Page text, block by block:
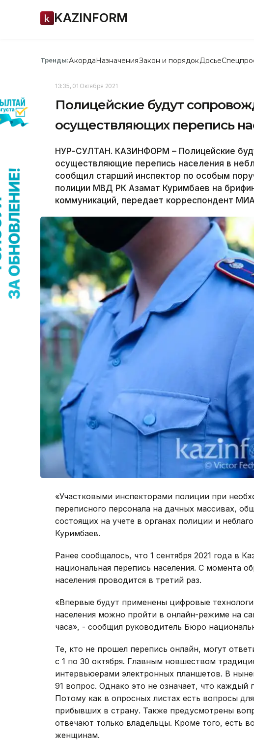
KAZINFORM
Тренды:АкордаНазначенияЗакон и порядок Досье
13:35, 01 Октября 2021
Полицейские будут
осуществляющих перепись
НУР-СУЛТАН. КАЗИНФОРМ – Полицейские
осуществляющие перепись населения в
сообщил старший инспектор по особым
полиции МВД РК Азамат Куримбаев на
коммуникаций, передает корреспондент
«Участковыми инспекторами полиции при
переписного персонала на дачных массивах,
состоящих на учете в органах полиции и
Куримбаев.
Ранее сообщалось, что 1 сентября 2021 года в
национальная перепись населения. С момента
населения проводится в третий раз.
«Впервые будут применены цифровые
населения можно пройти в онлайн-режиме на
часа», - сообщил руководитель Бюро
Те, кто не прошел перепись онлайн, могут
с 1 по 30 октября. Главным новшеством
интервьюерами электронных планшетов. В
91 вопрос. Однако это не означает, что каждый
Потому как в опросных листах есть вопросы
прибывших в страну. Также предусмотрены
отвечают только владельцы. Кроме того, есть
женщинам.